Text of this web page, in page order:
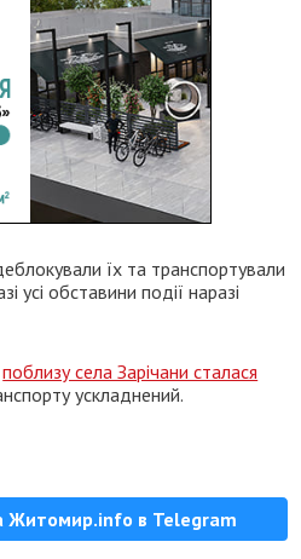
їх та транспортували
усі обставини події наразі
поблизу села Зарічани сталася
ускладнений.
Житомир.info в Telegram